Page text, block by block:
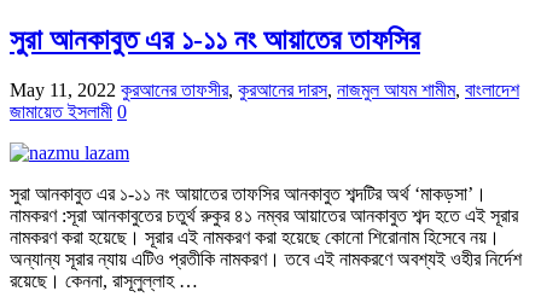
সুরা আনকাবুত এর ১-১১ নং আয়াতের তাফসির
May 11, 2022 কুরআনের তাফসীর, কুরআনের দারস, নাজমুল আযম শামীম, বাংলাদেশ
জামায়েত ইসলামী 0
সুরা আনকাবুত এর ১-১১ নং আয়াতের তাফসির আনকাবুত শব্দটির অর্থ ‘মাকড়সা’।
নামকরণ :সূরা আনকাবুতের চতুর্থ রুকুর ৪১ নম্বর আয়াতের আনকাবুত শব্দ হতে এই সূরার
নামকরণ করা হয়েছে। সূরার এই নামকরণ করা হয়েছে কোনো শিরোনাম হিসেবে নয়।
অন্যান্য সূরার ন্যায় এটিও প্রতীকি নামকরণ। তবে এই নামকরণে অবশ্যই ওহীর নির্দেশ
রয়েছে। কেননা, রাসূলুল্লাহ …